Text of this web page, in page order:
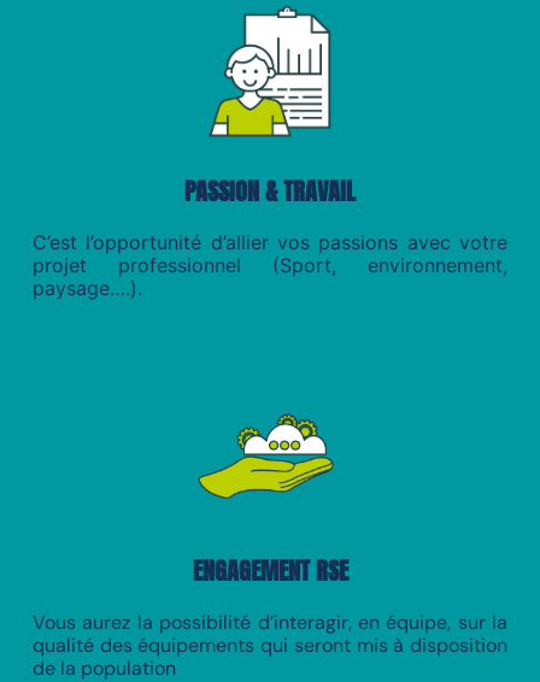
PASSION & TRAVAIL
C’est l’opportunité d’allier vos passions avec votre
projet professionnel (Sport, environnement,
paysage….).
ENGAGEMENT RSE
Vous aurez la possibilité d’interagir, en équipe, sur la
qualité des équipements qui seront mis à disposition
de la population